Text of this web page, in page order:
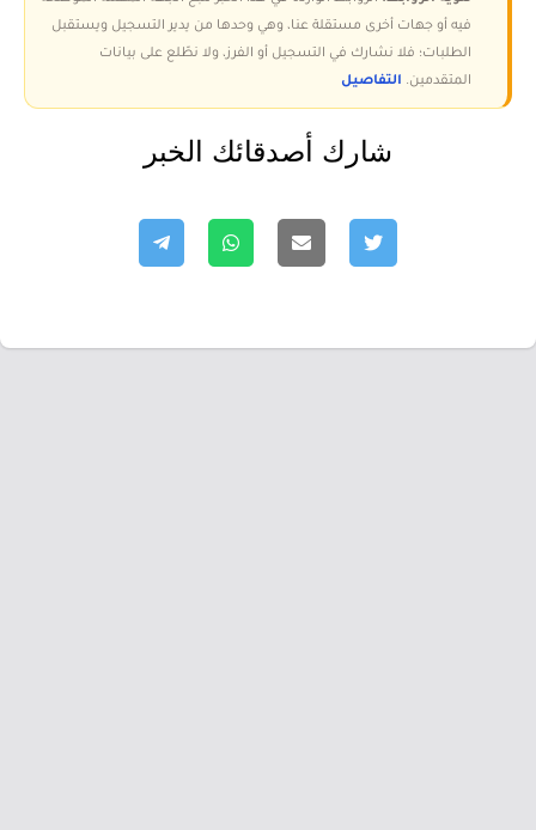
فيه أو جهات أخرى مستقلة عنا، وهي وحدها من يدير التسجيل ويستقبل
الطلبات؛ فلا نشارك في التسجيل أو الفرز، ولا نطّلع على بيانات
المتقدمين. التفاصيل
شارك أصدقائك الخبر